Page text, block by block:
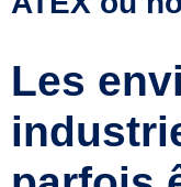
Les